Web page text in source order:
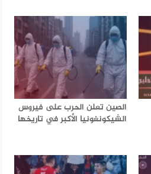
الصين تعلن الحرب على فيروس
الشيكونغونيا الأكبر في تاريخها